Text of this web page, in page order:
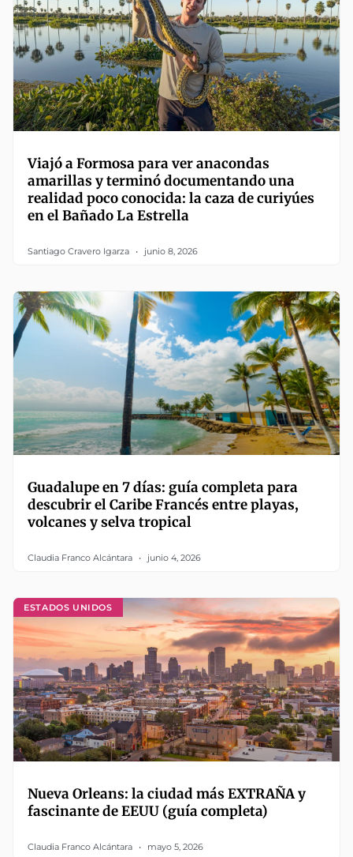
Viajó a Formosa para ver anacondas
amarillas y terminó documentando una
realidad poco conocida: la caza de curiyúes
en el Bañado La Estrella
Santiago Cravero Igarza junio 8, 2026
Guadalupe en 7 días: guía completa para
descubrir el Caribe Francés entre playas,
volcanes y selva tropical
Claudia Franco Alcántara junio 4, 2026
ESTADOS UNIDOS
Nueva Orleans: la ciudad más EXTRAÑA y
fascinante de EEUU (guía completa)
Claudia Franco Alcántara mayo 5, 2026